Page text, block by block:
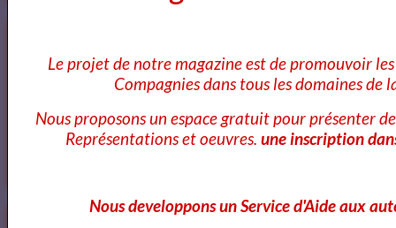
Ecole Les Mots
Voici ce que vous pouvez lire dans notre Magazine
Le projet de notre magazine est de promouvoir
Compagnies dans tous les domaines de
Nous proposons un espace gratuit pour présenter
Représentations et oeuvres. une inscription
Nous developpons un Service d'Aide aux